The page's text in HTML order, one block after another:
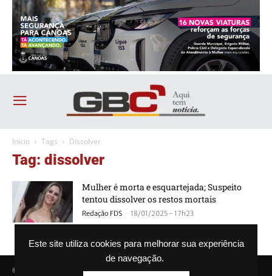
Este site utiliza cookies para melhorar sua experiência
de navegação.
Início Tags Dissolver
Tag: dissolver
Mulher é morta e esquartejada; Suspeito
tentou dissolver os restos mortais
Redação FDS - 18/01/2025 - 17h23
© Agência GBC. Aqui tem notícia. Todos os direitos reservados.